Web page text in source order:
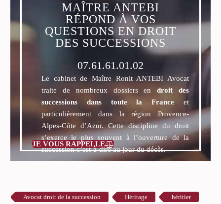
MAÎTRE ANTEBI
RÉPOND À VOS
QUESTIONS EN DROIT
DES SUCCESSIONS
07.61.61.01.02
Le cabinet de Maître Ronit ANTEBI Avocat
traite de nombreux dossiers endroit des
successions dans toute la France et
particulièrement dans la région Provence-
Alpes-Côte d’Azur. Cette discipline du droit
s’exerce le plus souvent à l’ouverture de la
succession c’est-à-dire au jour du décès.
JE VOUS RAPPELLE
Avocat droit de la succession Héritage héritier